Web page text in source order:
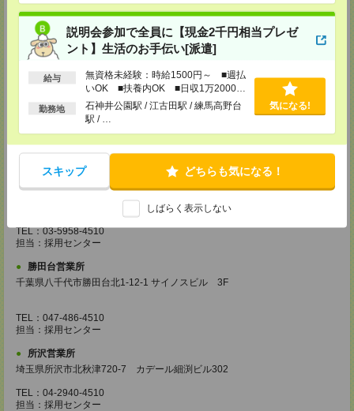
説明会参加で全員に【現金2千円相当プレゼ
ント】生活のお手伝い[派遣]
給与
無資格未経験：時給1500円～ ■週払
いOK ■扶養内OK ■日収1万2000円
以上
勤務地
石神井公園駅 / 江古田駅 / 練馬高野台
駅 / …
気になる!
スキップ どちらも気になる！
しばらく表示しない
TEL：03-5669-4522
担当：採用センター
新宿営業所
〒160－0023
新宿区西新宿1-8-1
新宿ビルディング5Ｆ
TEL：03-6911-4510
担当：採用センター
東京都立川市曙町2-31-15 日住金立川ビル3F
TEL：042-540-7331
担当：採用センター
池袋営業所
東京都豊島区南池袋2-27-16 近藤ビル4F
TEL：03-5958-4510
担当：採用センター
勝田台営業所
千葉県八千代市勝田台北1-12-1 サイノスビル 3F
TEL：047-486-4510
担当：採用センター
所沢営業所
埼玉県所沢市北秋津720-7 カデール細渕ビル302
TEL：04-2940-4510
担当：採用センター